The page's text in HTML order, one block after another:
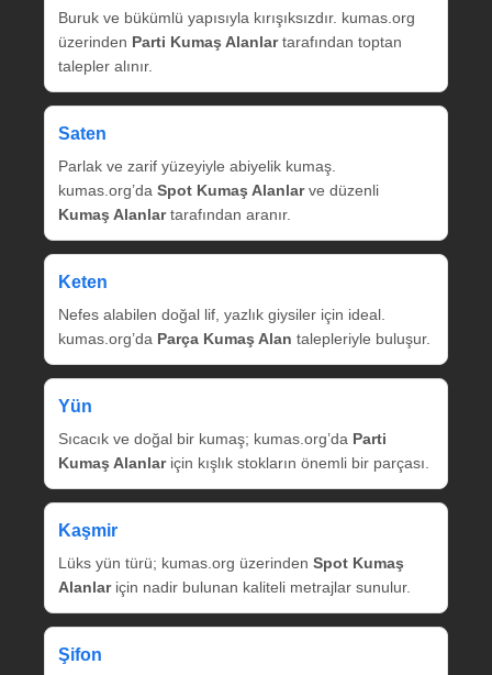
Buruk ve bükümlü yapısıyla kırışıksızdır. kumas.org
üzerinden Parti Kumaş Alanlartarafından toptan
talepler alınır.
Saten
Parlak ve zarif yüzeyiyle abiyelik kumaş.
kumas.org’da Spot Kumaş Alanlarve düzenli
Kumaş Alanlartarafından aranır.
Keten
Nefes alabilen doğal lif, yazlık giysiler için ideal.
kumas.org’da Parça Kumaş Alan talepleriyle buluşur.
Yün
Sıcacık ve doğal bir kumaş; kumas.org’da Parti
Kumaş Alanlariçin kışlık stokların önemli bir parçası.
Kaşmir
Lüks yün türü; kumas.org üzerinden Spot Kumaş
Alanlariçin nadir bulunan kaliteli metrajlar sunulur.
Şifon